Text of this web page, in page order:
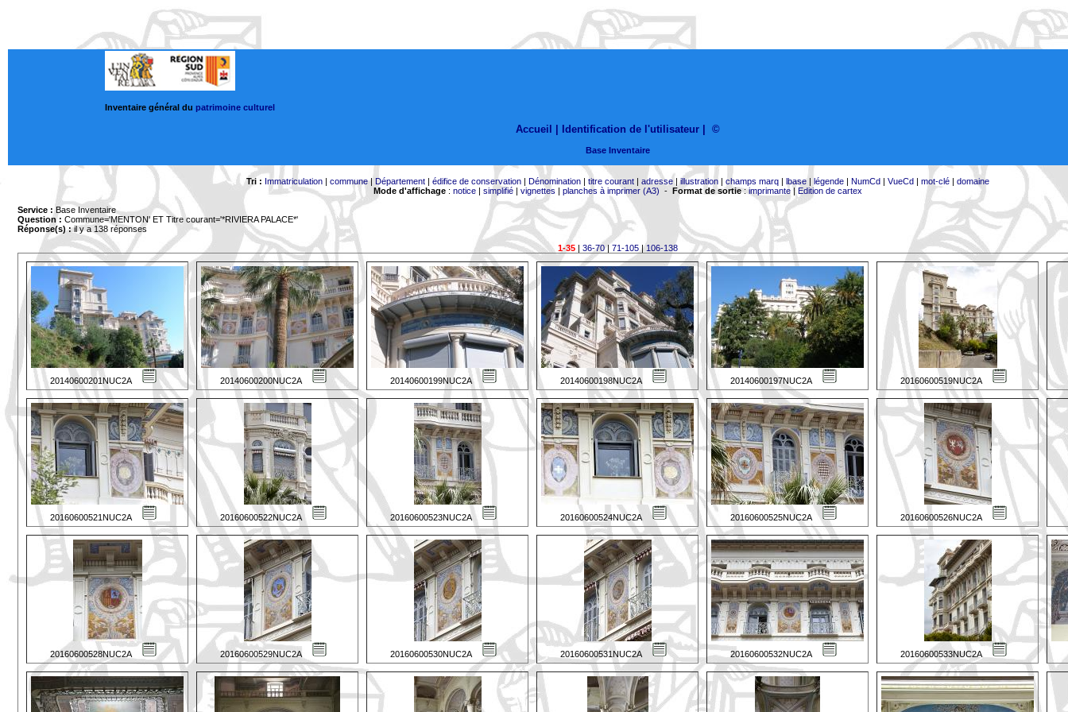
Inventaire général du patrimoine culturel
Accueil | Identification de l'utilisateur ©
Base Inventaire
Tri : Immatriculation| commune| Département| édifice de conservation| Dénomination| titre courant| adresse|illustration| champs marq| lbase| légende| NumCd| VueCd| mot-clé| domaine
Mode d'affichage: notice| simplifié| vignettes | planches à imprimer (A3) - Format de sortie:imprimante| Edition de cartex
Service : Base Inventaire
Question : Commune='MENTON' ET Titre courant='*RIVIERA PALACE*'
Réponse(s) :il y a 138 réponses
1-35| 36-70| 71-105|106-138
20140600201NUC2A 20140600200NUC2A 20140600199NUC2A 20140600198NUC2A 20140600197NUC2A 20160600519NUC2A
20160600521NUC2A 20160600522NUC2A 20160600523NUC2A 20160600524NUC2A 20160600525NUC2A 20160600526NUC2A
20160600528NUC2A 20160600529NUC2A 20160600530NUC2A 20160600531NUC2A 20160600532NUC2A 20160600533NUC2A